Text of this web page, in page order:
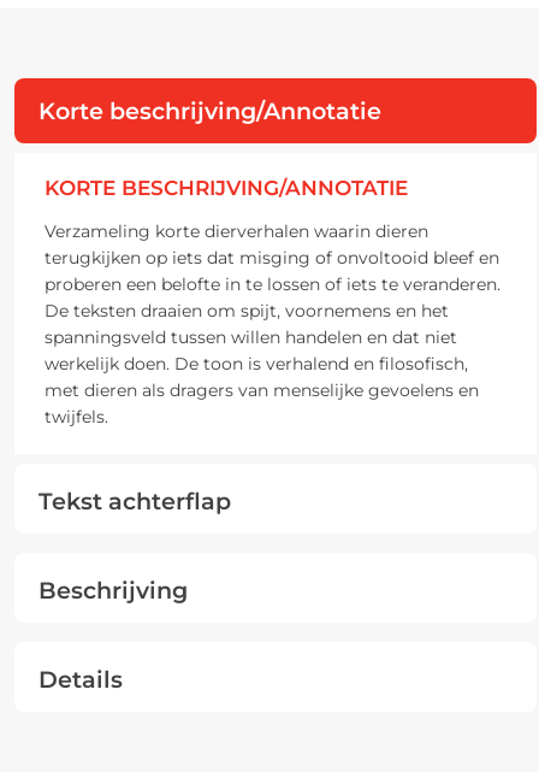
Korte beschrijving/Annotatie
KORTE BESCHRIJVING/ANNOTATIE
Verzameling korte dierverhalen waarin dieren
terugkijken op iets dat misging of onvoltooid bleef en
proberen een belofte in te lossen of iets te veranderen.
De teksten draaien om spijt, voornemens en het
spanningsveld tussen willen handelen en dat niet
werkelijk doen. De toon is verhalend en filosofisch,
met dieren als dragers van menselijke gevoelens en
twijfels.
Tekst achterflap
Beschrijving
Details